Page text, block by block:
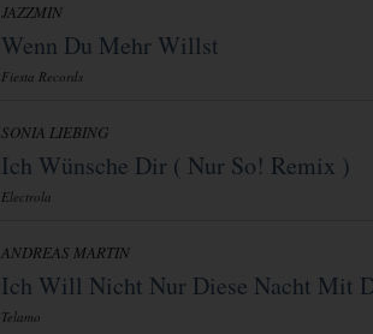
JAZZMIN
Wenn Du Mehr Willst
Fiesta Records
SONIA LIEBING
Ich Wünsche Dir ( Nur So! Remix )
Electrola
ANDREAS MARTIN
Ich Will Nicht Nur Diese Nacht Mit
Telamo